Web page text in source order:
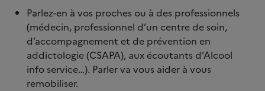
Parlez-en à vos proches ou à des professionnels
(médecin, professionnel d’un centre de soin,
d’accompagnement et de prévention en
addictologie (CSAPA), aux écoutants d’Alcool
info service…). Parler va vous aider à vous
remobiliser.